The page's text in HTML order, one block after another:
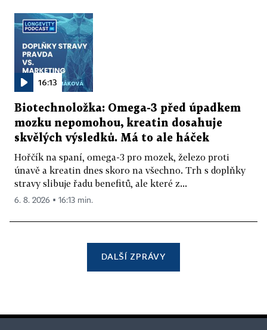
16:13
Biotechnoložka: Omega-3 před úpadkem
mozku nepomohou, kreatin dosahuje
skvělých výsledků. Má to ale háček
Hořčík na spaní, omega-3 pro mozek, železo proti
únavě a kreatin dnes skoro na všechno. Trh s doplňky
stravy slibuje řadu benefitů, ale které z...
6. 8. 2026 ▪ 16:13 min.
DALŠÍ ZPRÁVY